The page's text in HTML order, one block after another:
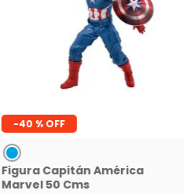
-40 %
Figura Capitán América
Marvel 50 Cms